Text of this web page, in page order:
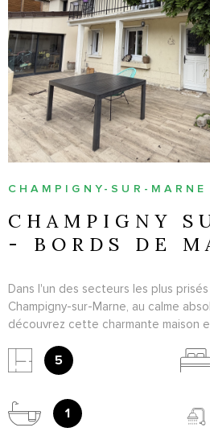
CHAMPIGNY-SUR-
CHAMPIGNY
- BORDS DE
Dans l'un des secteurs les plus
Champigny-sur-Marne, au calme
découvrez cette charmante maison
par son séjour baigné de lumière,
terrasse idéale pour profiter des
avec douche ainsi qu'une buanderie.
compose de trois chambres, dont
5
1
VOIR LE